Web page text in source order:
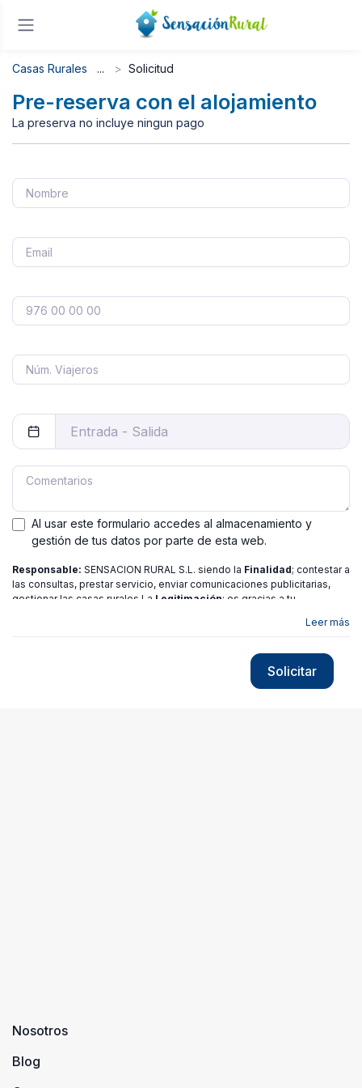
Casas Rurales Solicitud
Pre-reserva con el alojamiento
La preserva no incluye ningun pago
Al usar este formulario accedes al almacenamiento y
gestión de tus datos por parte de esta web.
Responsable: SENSACION RURAL S.L. siendo la Finalidad; contestar a
las consultas, prestar servicio, enviar comunicaciones publicitarias,
gestionar las casas rurales La Legitimación; es gracias a tu
de Acceso,
política de privacidad
Leer más
Solicitar
Nosotros
Blog